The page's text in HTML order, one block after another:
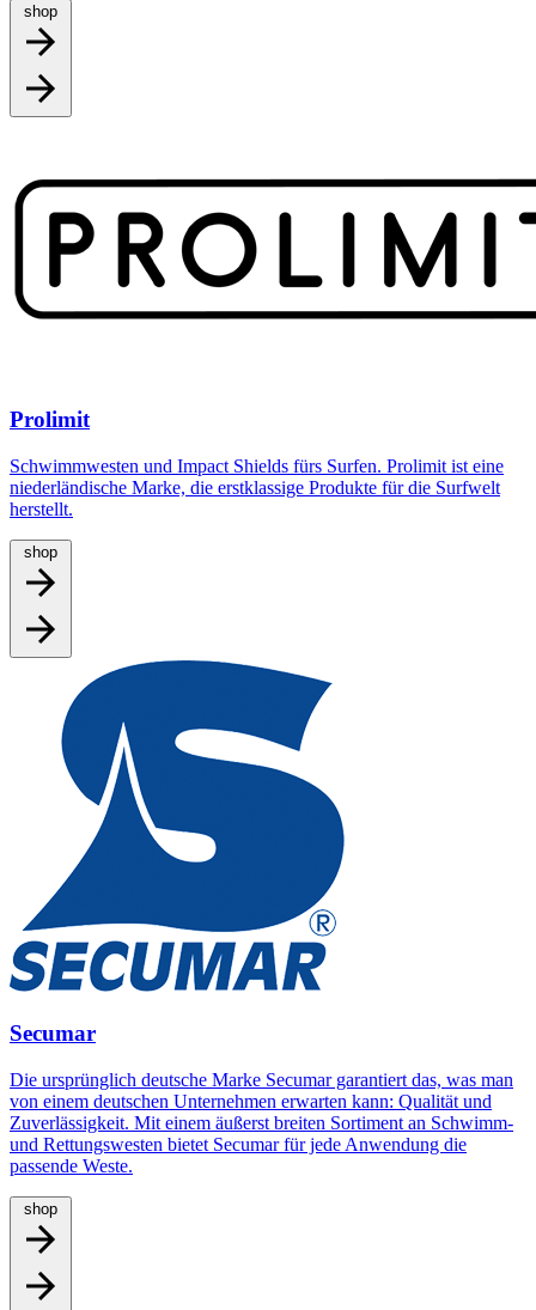
shop
Prolimit
Schwimmwesten und Impact Shields fürs Surfen. Prolimit ist eine
niederländische Marke, die erstklassige Produkte für die Surfwelt
herstellt.
shop
Secumar
Die ursprünglich deutsche Marke Secumar garantiert das, was man
von einem deutschen Unternehmen erwarten kann: Qualität und
Zuverlässigkeit. Mit einem äußerst breiten Sortiment an Schwimm-
und Rettungswesten bietet Secumar für jede Anwendung die
passende Weste.
shop